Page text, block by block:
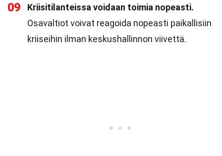
09
Kriisitilanteissa voidaan toimia nopeasti.
Osavaltiot voivat reagoida nopeasti paikallisiin
kriiseihin ilman keskushallinnon viivettä.